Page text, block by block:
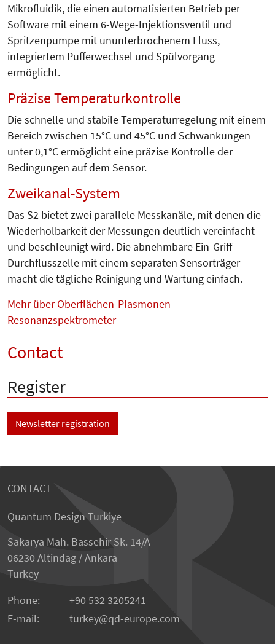
Mikrofluidik, die einen automatisierten Betrieb per
Software mit einem 6-Wege-Injektionsventil und
Spritzenpumpe mit ununterbrochenem Fluss,
integriertem Pufferwechsel und Spülvorgang
ermöglicht.
Präzise Temperaturkontrolle
Die schnelle und stabile Temperaturregelung mit einem
Bereich zwischen 15°C und 45°C und Schwankungen
unter 0,1°C ermöglicht eine präzise Kontrolle der
Bedingungen auf dem Sensor.
Zweikanal-System
Das S2 bietet zwei parallele Messkanäle, mit denen die
Wiederholbarkeit der Messungen deutlich vereinfacht
und beschleunigt wird. Die abnehmbare Ein-Griff-
Durchflusszelle mit einem separaten Sensorträger
macht die tägliche Reinigung und Wartung einfach.
Mehr über Oberflächen-Plasmonen-
Resonanzspektrometer
Contact
Register
Newsletter registration
CONTACT
Quantum Design Turkiye
Sakarya Mah. Bassehir Sk. 14/A
06230 Altindag / Ankara
Turkey
Phone:
+90 532 3205241
E-mail:
turkey qd-europe.com